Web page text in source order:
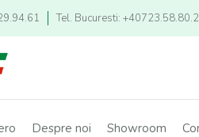
Tel. Bucuresti:
Despre noi Showroom